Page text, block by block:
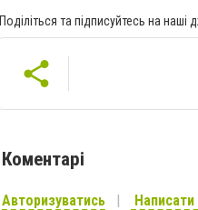
Поділіться та підписуйтесь на наші
Коментарі
Авторизуватись